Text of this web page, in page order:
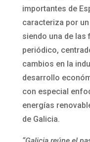
importantes de
caracteriza por
siendo una de las
periódico,
cambios en la
desarrollo
con especial
energías
de Galicia.